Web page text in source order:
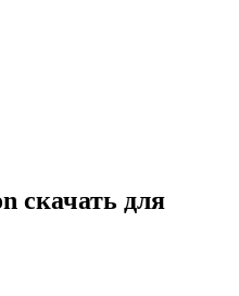
скачать для